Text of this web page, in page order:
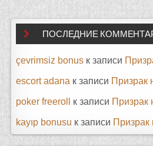
ПОСЛЕДНИЕ
çevrimsiz bonus к записи
escort adana к записи Призрак
poker freeroll к записи Призрак
kayıp bonusu к записи Призрак